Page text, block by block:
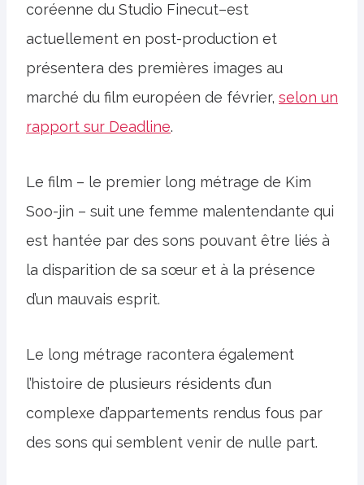
coréenne du Studio Finecut–est
actuellement en post-production et
présentera des premières images au
marché du film européen de février, selon un
rapport sur Deadline.
Le film – le premier long métrage de Kim
Soo-jin – suit une femme malentendante qui
est hantée par des sons pouvant être liés à
la disparition de sa sœur et à la présence
d’un mauvais esprit.
Le long métrage racontera également
l’histoire de plusieurs résidents d’un
complexe d’appartements rendus fous par
des sons qui semblent venir de nulle part.